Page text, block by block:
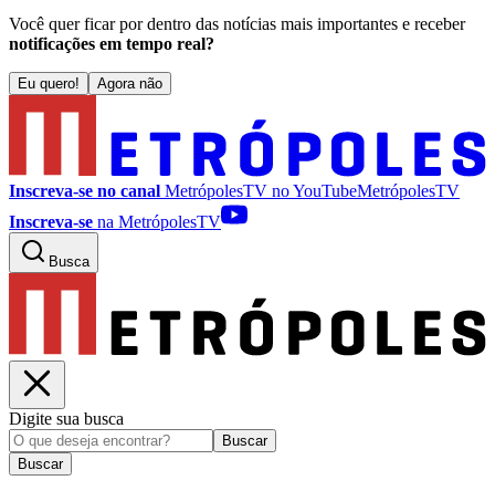
Você quer ficar por dentro das notícias mais importantes e receber
notificações em tempo real?
Eu quero! Agora não
Inscreva-se no canal MetrópolesTV noYouTubeMetrópolesTV
Inscreva-se na MetrópolesTV
Busca
Digite sua busca
Buscar
Buscar